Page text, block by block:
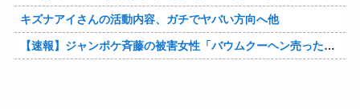
キズナアイさんの活動内容、ガチでヤバい方向へ他
【速報】ジャンポケ斉藤の被害女性「バウムクーヘン売ったりTikTokライブしててムカついたから示談しなかった」他